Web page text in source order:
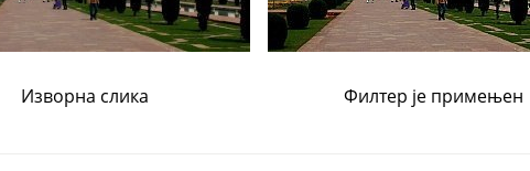
Изворна слика Филтер је примењен